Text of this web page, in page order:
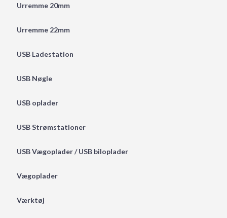
Urremme 20mm
Urremme 22mm
USB Ladestation
USB Nøgle
USB oplader
USB Strømstationer
USB Vægoplader / USB biloplader
Vægoplader
Værktøj